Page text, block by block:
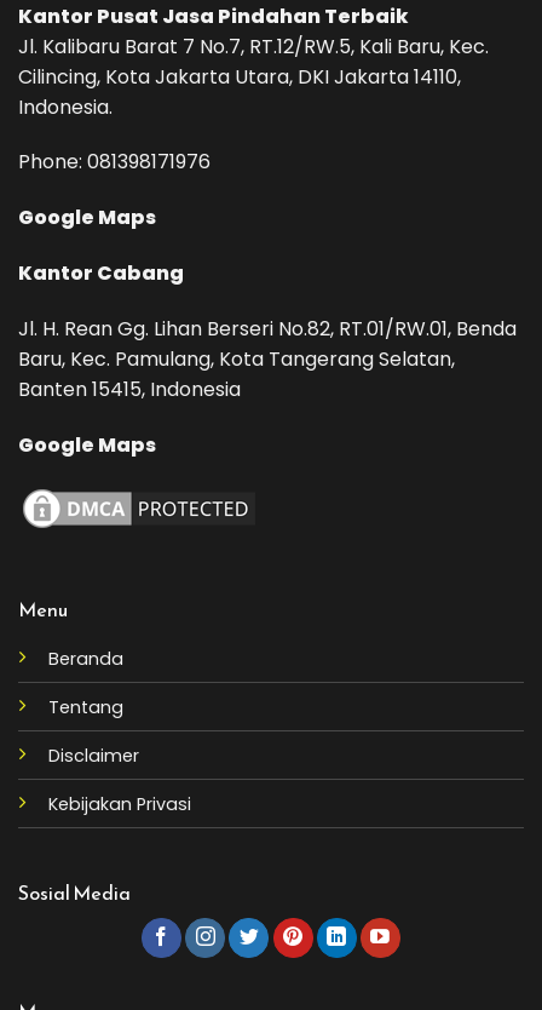
Kantor Pusat Jasa PindahanTerbaik
Jl. Kalibaru Barat 7 No.7, RT.12/RW.5, Kali Baru, Kec.
Cilincing, Kota Jakarta Utara, DKI Jakarta 14110,
Indonesia.
Phone: ‪081398171976‬
Google Maps
Kantor Cabang
Jl. H. Rean Gg. Lihan Berseri No.82, RT.01/RW.01, Benda
Baru, Kec. Pamulang, Kota Tangerang Selatan,
Banten 15415, Indonesia
Google Maps
Menu
Beranda
Tentang
Disclaimer
Kebijakan Privasi
Sosial Media